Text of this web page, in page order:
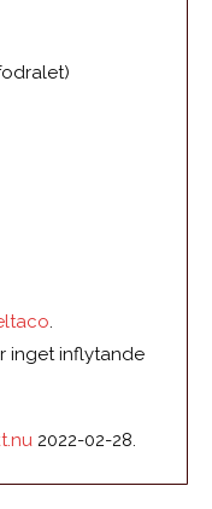
.
inget inflytande
2022-02-28.